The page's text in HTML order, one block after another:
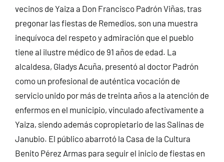
vecinos de Yaiza a Don Francisco Padrón Viñas, tras
pregonar las fiestas de Remedios, son una muestra
inequívoca del respeto y admiración que el pueblo
tiene al ilustre médico de 91 años de edad. La
alcaldesa, Gladys Acuña, presentó al doctor Padrón
como un profesional de auténtica vocación de
servicio unido por más de treinta años a la atención de
enfermos en el municipio, vinculado afectivamente a
Yaiza, siendo además copropietario de las Salinas de
Janubio. El público abarrotó la Casa de la Cultura
Benito Pérez Armas para seguir el inicio de fiestas en